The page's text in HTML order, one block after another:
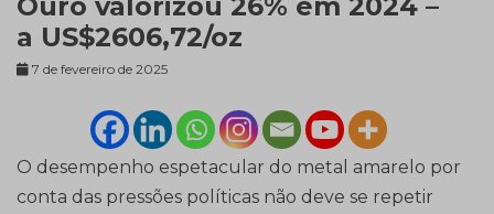
a US$2606,72/oz
7 de fevereiro de 2025
O desempenho espetacular do metal amarelo por
conta das pressões políticas não deve se repetir